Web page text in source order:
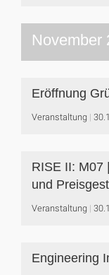
November
Eröffnung
Veranstaltung
RISE II: M07
und
Veranstaltung
Engineering